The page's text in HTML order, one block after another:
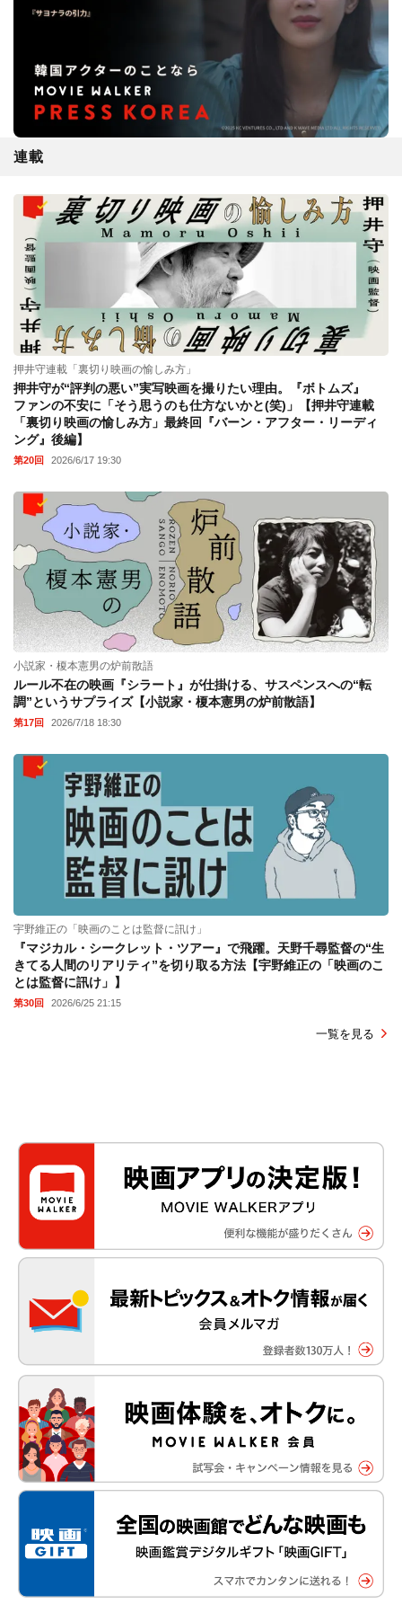
連載
押井守連載「裏切り映画の愉しみ方」
押井守が“評判の悪い”実写映画を撮りたい理由。『ボトムズ』
ファンの不安に「そう思うのも仕方ないかと(笑)」【押井守連載
「裏切り映画の愉しみ方」最終回『バーン・アフター・リーディ
ング』後編】
第20回 2026/6/17 19:30
小説家・榎本憲男の炉前散語
ルール不在の映画『シラート』が仕掛ける、サスペンスへの“転
調”というサプライズ【小説家・榎本憲男の炉前散語】
第17回 2026/7/18 18:30
宇野維正の「映画のことは監督に訊け」
『マジカル・シークレット・ツアー』で飛躍。天野千尋監督の“生
きてる人間のリアリティ”を切り取る方法【宇野維正の「映画のこ
とは監督に訊け」】
第30回 2026/6/25 21:15
一覧を見る